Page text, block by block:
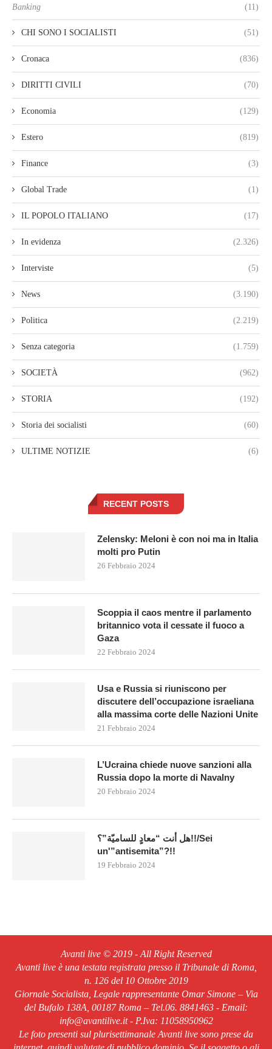
Banking (11)
CHI SONO I SOCIALISTI (51)
Cronaca (836)
DIRITTI CIVILI (70)
Economia (129)
Estero (819)
Finance (3)
Global Trade (1)
IL POPOLO ITALIANO (17)
In evidenza (2.326)
Interviste (5)
News (3.190)
Politica (2.219)
Senza categoria (1.759)
SOCIETÀ (962)
STORIA (192)
Storia dei socialisti (60)
ULTIME NOTIZIE (6)
RECENT POSTS
Zelensky: Meloni è con noi ma in Italia
molti pro Putin
26 Febbraio 2024
Scoppia il caos mentre il parlamento
britannico vota il cessate il fuoco a
Gaza
22 Febbraio 2024
Usa e Russia si riuniscono per
discutere dell’occupazione israeliana
alla massima corte delle Nazioni Unite
21 Febbraio 2024
L’Ucraina chiede nuove sanzioni alla
Russia dopo la morte di Navalny
20 Febbraio 2024
هل أنت “معادٍ للساميّة”؟!!/Sei
un'”antisemita”?!!
19 Febbraio 2024
Avanti live © 2019 - All Right Reserved
Avanti live è una testata registrata presso il Tribunale di Roma,
n. 126 del 10 Ottobre 2019
Giornale Socialista, Legale rappresentante Omar Simone – Via
del Bufalo 138A, 00187 Roma – Tel.06. 8841463 - Email:
info@avantilive.it - P.Iva: 11058950962
Le foto presenti sul plurisettimanale Avanti live sono prese da